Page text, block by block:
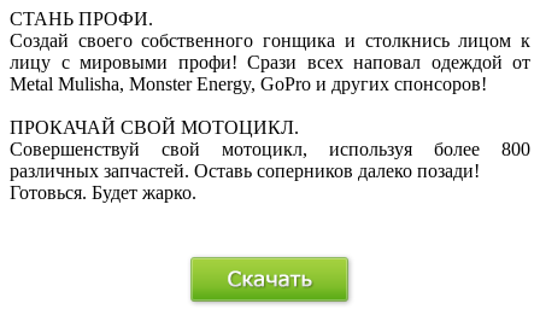
СТАНЬ ПРОФИ.
Создай своего собственного гонщика и столкнись лицом к
лицу с мировыми профи! Срази всех наповал одеждой от
Metal Mulisha, Monster Energy, GoPro и других спонсоров!
ПРОКАЧАЙ СВОЙ МОТОЦИКЛ.
Совершенствуй свой мотоцикл, используя более 800
различных запчастей. Оставь соперников далеко позади!
Готовься. Будет жарко.